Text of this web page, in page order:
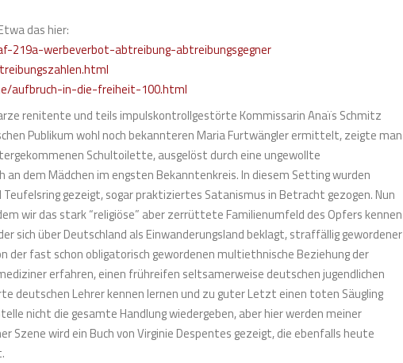
das hier:
219a-werbeverbot-abtreibung-abtreibungsgegner
aufbruch-in-die-freiheit-100.html
renitente und teils impulskontrollgestörte Kommissarin Anaïs Schmitz
Publikum wohl noch bekannteren Maria Furtwängler ermittelt, zeigte man
Schultoilette, ausgelöst durch eine ungewollte
an dem Mädchen im engsten Bekanntenkreis. In diesem Setting wurden
gezeigt, sogar praktiziertes Satanismus in Betracht gezogen. Nun
wir das stark “religiöse” aber zerrüttete Familienumfeld des Opfers kennen
sich über Deutschland als Einwanderungsland beklagt, straffällig gewordener
der fast schon obligatorisch gewordenen multiethnische Beziehung der
erfahren, einen frühreifen seltsamerweise deutschen jugendlichen
deutschen Lehrer kennen lernen und zu guter Letzt einen toten Säugling
nicht die gesamte Handlung wiedergeben, aber hier werden meiner
Szene wird ein Buch von Virginie Despentes gezeigt, die ebenfalls heute